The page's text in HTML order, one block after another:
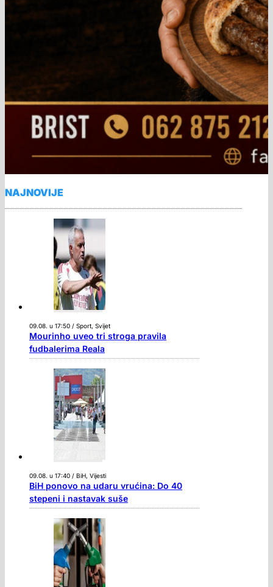
NAJNOVIJE
09.08. u 17:50 / Sport, Svijet
Mourinho uveo tri stroga pravila
fudbalerima Reala
09.08. u 17:40 / BiH, Vijesti
BiH ponovo na udaru vrućina: Do 40
stepeni i nastavak suše